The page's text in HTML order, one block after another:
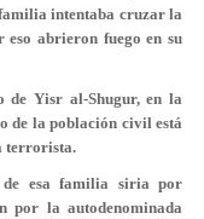
intentaba cruzar la
abrieron fuego en su
de Yisr al-Shugur, en la
de la población civil está
terrorista.
esa familia siria por
por la autodenominada